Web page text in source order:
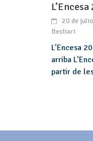
20 de
Bestiari
L’Encesa
arriba
partir de